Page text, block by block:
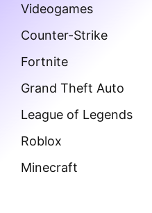
Videogames
Counter-Strike
Fortnite
Grand Theft Auto
League of Legends
Roblox
Minecraft